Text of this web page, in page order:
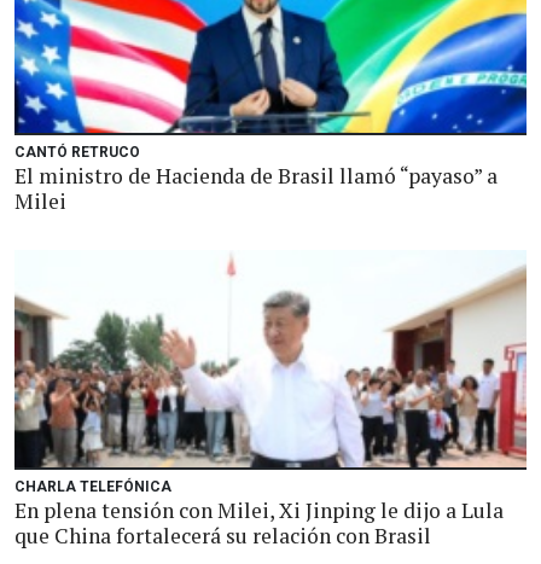
CANTÓ RETRUCO
El ministro de Hacienda de Brasil llamó “payaso” a
Milei
CHARLA TELEFÓNICA
En plena tensión con Milei, Xi Jinping le dijo a Lula
que China fortalecerá su relación con Brasil